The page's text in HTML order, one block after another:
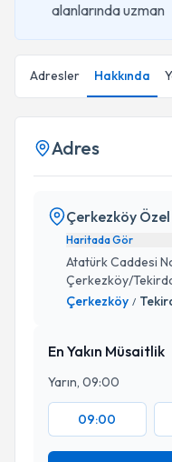
alanlarında uzman
Adresler Hakkında
Adres
Çerkezköy
Haritada Gör
Atatürk Caddesi
Çerkezköy/
Çerkezköy /
En Yakın Müsaitlik
Yarın, 09:00
09:00